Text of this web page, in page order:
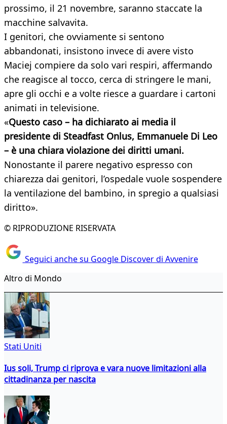
prossimo, il 21 novembre, saranno staccate la
macchine salvavita.
I genitori, che ovviamente si sentono
abbandonati, insistono invece di avere visto
Maciej compiere da solo vari respiri, affermando
che reagisce al tocco, cerca di stringere le mani,
apre gli occhi e a volte riesce a guardare i cartoni
animati in televisione.
«Questo caso – ha dichiarato ai media il
presidente di Steadfast Onlus, Emmanuele Di Leo
– è una chiara violazione dei diritti umani.
Nonostante il parere negativo espresso con
chiarezza dai genitori, l’ospedale vuole sospendere
la ventilazione del bambino, in spregio a qualsiasi
diritto».
© RIPRODUZIONE RISERVATA
Seguici anche su Google Discover di Avvenire
Altro di Mondo
Stati Uniti
Ius soli, Trump ci riprova e vara nuove limitazioni alla
cittadinanza per nascita